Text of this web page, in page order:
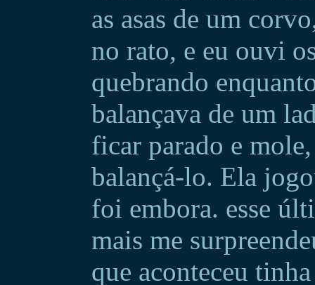
as asas de um
no rato, e eu ouvi
quebrando
balançava de um
ficar parado e
balançá-lo. Ela
foi embora. esse
mais me
que aconteceu